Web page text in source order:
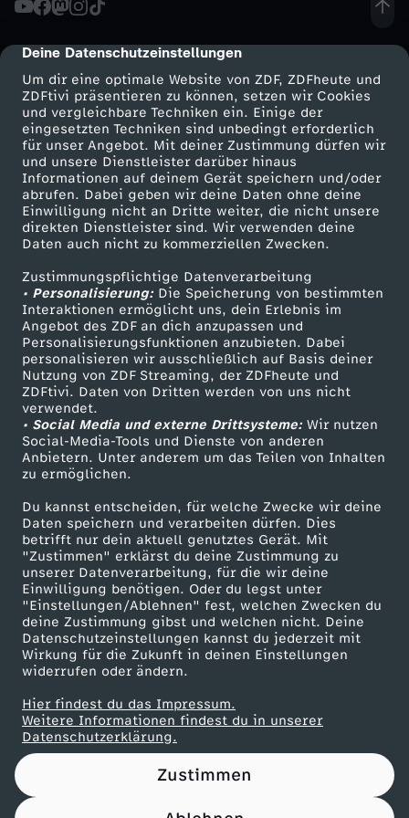
cmp-dialog-description
Deine Datenschutzeinstellungen
Um dir eine optimale Website von ZDF, ZDFheute und
ZDFtivi präsentieren zu können, setzen wir Cookies
und vergleichbare Techniken ein. Einige der
eingesetzten Techniken sind unbedingt erforderlich
für unser Angebot. Mit deiner Zustimmung dürfen wir
und unsere Dienstleister darüber hinaus
Informationen auf deinem Gerät speichern und/oder
abrufen. Dabei geben wir deine Daten ohne deine
Einwilligung nicht an Dritte weiter, die nicht unsere
direkten Dienstleister sind. Wir verwenden deine
Daten auch nicht zu kommerziellen Zwecken.
Zustimmungspflichtige Datenverarbeitung
• Personalisierung:Die Speicherung von bestimmten
Interaktionen ermöglicht uns, dein Erlebnis im
Angebot des ZDF an dich anzupassen und
Personalisierungsfunktionen anzubieten. Dabei
personalisieren wir ausschließlich auf Basis deiner
Nutzung von ZDF Streaming, der ZDFheute und
ZDFtivi. Daten von Dritten werden von uns nicht
verwendet.
• Social Media und externe Drittsysteme:Wir nutzen
Social-Media-Tools und Dienste von anderen
Anbietern. Unter anderem um das Teilen von Inhalten
zu ermöglichen.
Du kannst entscheiden, für welche Zwecke wir deine
Daten speichern und verarbeiten dürfen. Dies
betrifft nur dein aktuell genutztes Gerät. Mit
"Zustimmen" erklärst du deine Zustimmung zu
unserer Datenverarbeitung, für die wir deine
Einwilligung benötigen. Oder du legst unter
"Einstellungen/Ablehnen" fest, welchen Zwecken du
deine Zustimmung gibst und welchen nicht. Deine
Datenschutzeinstellungen kannst du jederzeit mit
Wirkung für die Zukunft in deinen Einstellungen
widerrufen oder ändern.
Hier findest du das Impressum.
Weitere Informationen findest du in unserer
Datenschutzerklärung.
Zustimmen
c
k
d
e
r
A
t
o
m
b
o
m
b
e
Mehr ZDF
ZDF-Apps
Smart TV
ZDFtext
Livestreams
Sendungen A-Z
TV-Programm
Service
ZDFmitreden
Kontakt zum ZDF
Tickets
Zuschauerservice
Hilfe
ZDF Unternehmen
Karriere
ZDF goes Schule
Werbefernsehen
Mainzelmännchen
Partner